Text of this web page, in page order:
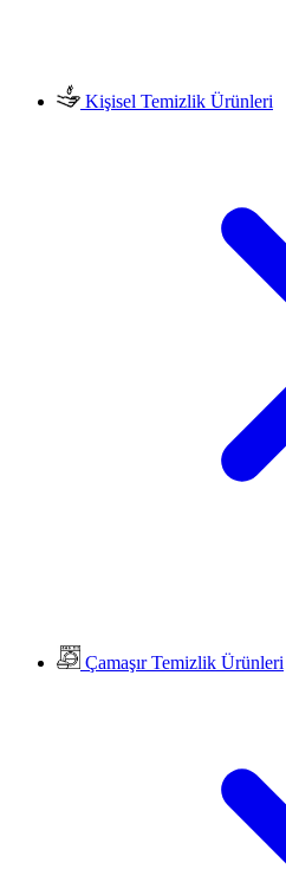
Kişisel Temizlik Ürünleri
Çamaşır Temizlik Ürünleri